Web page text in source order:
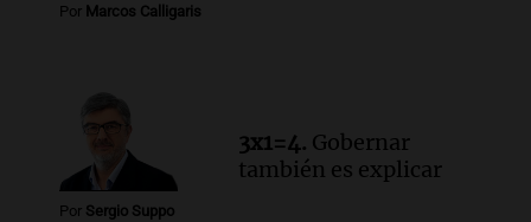
Audio. Santa Fe, segunda provincia con
Panorama Federal
Episodios
Por Marcos Calligaris
Por Sergio Suppo
3x1=4. Gobernar
también es explicar